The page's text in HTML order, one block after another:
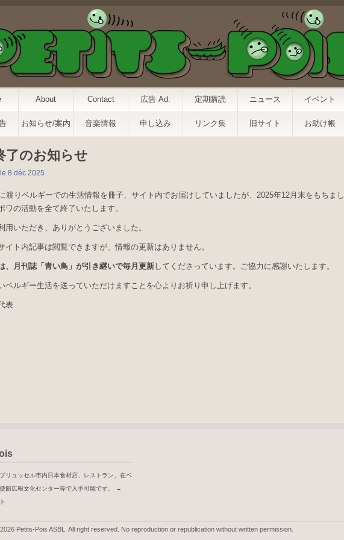
About Contact 広告 Ad. 定期購読 ニュース イベント
お知らせ/案内 音楽情報 申し込み リンク集 旧サイト お助け帳
了のお知らせ
8 déc 2025
渡りベルギーでの生活情報を冊子、サイト内でお届けしていましたが、2025年12月末をもちまし
ワの活動を全て終了いたします。
用いただき、ありがとうございました。
イト内記事は閲覧できますが、情報の更新はありません。
、月刊誌「青い鳥」が引き継いで毎月更新 してくださっています。ご協力に感謝いたします。
ベルギー生活を送っていただけますことを心よりお祈り申し上げます。
表
リュッセル市内日本食材店、レストラン、在ベ
館広報文化センター等で入手可能です。 →
2026 Petits-Pois ASBL. All right reserved. No reproduction or republication without written permission.